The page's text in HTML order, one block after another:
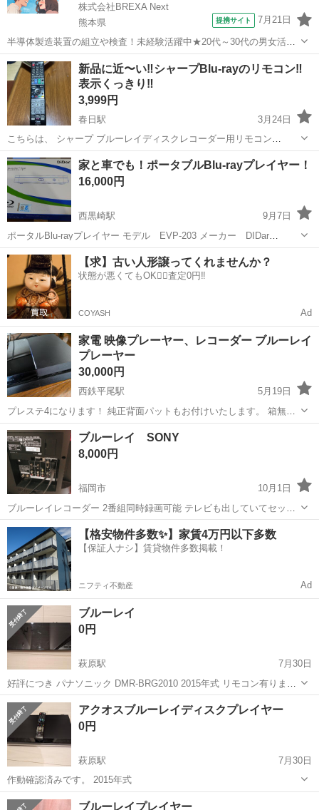
株式会社BREXA Next
熊本県
提携サイト 7月21日
半導体製造装置の組立や検査！未経験活躍中★20代～30代の男女活躍
中★ワンルーム寮完備！赴任旅費会社負担！マイカー通勤OK！無料駐
車場あり！正社員登用あり！《熊本県菊池郡大津町》 人気の工場のお
仕事 ◇半導体製造装置の組立...
熊本 その他
新品に近〜い‼️シャープBlu-rayのリモコン‼️
表示くっきり‼️
3,999円
春日駅
3月24日
こちらは、 シャープ ブルーレイディスクレコーダー用リモコン
(46380267)[適合機種]BD-S570 BD-S580 BD-T1700 BD-T2700
BD-T3700 BD-W1700 BD-W2700 BD-W5...
福岡 春日市 春日駅 映像プレーヤー、レコーダー
シャープ
家と車でも！ポータブルBlu-rayプレイヤー！
16,000円
西黒崎駅
9月7日
ポータルBlu-rayプレイヤー モデル EVP-203 メーカー DIDar
AC100Vコード、車載用DC12Vコード HDMIケーブル、AVアダプター
本体サイズ 約横18×奥行き18×高さ2.6cm 撮影のため開封...
福岡 北九州市 西黒崎駅 映像プレーヤー、レコーダー
プレイヤー
【求】古い人形譲ってくれませんか？
状態が悪くてもOK🙆‍♀️査定0円‼️
COYASH Ad
家電 映像プレーヤー、レコーダー ブルーレイ
プレーヤー
30,000円
西鉄平尾駅
5月19日
プレステ4になります！ 純正背面パットもお付けいたします。 箱無し
です 取りに来ていただける肩でお願い致します。 マインクラフトとバ
イオハザードとAPEXも入れてます。
福岡 福岡市 西鉄平尾駅
プレステ4
ブルーレイ SONY
8,000円
福岡市
10月1日
ブルーレイレコーダー 2番組同時録画可能 テレビも出していてセット
でご購入希望の方はお安くしたいと思います。 現金手渡しで取りに来
ていただける方のみになります。 即対応可能です。よろしくお願いし
ます #SONY #ソニー...
福岡 福岡市 映像プレーヤー、レコーダー ブルーレイ
【格安物件多数✨】家賃4万円以下多数
【保証人ナシ】賃貸物件多数掲載！
ニフティ不動産 Ad
ブルーレイ
0円
萩原駅
7月30日
好評につき パナソニック DMR-BRG2010 2015年式 リモコン有りま
す。 作動確認済み
福岡 北九州市 萩原駅 映像プレーヤー、レコーダー
ブルーレイ
アクオスブルーレイディスクプレイヤー
0円
萩原駅
7月30日
作動確認済みです。 2015年式
福岡 北九州市 萩原駅 映像プレーヤー、レコーダー
ブルーレイプレイヤー